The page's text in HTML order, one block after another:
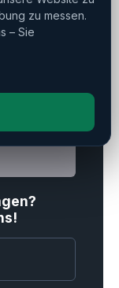
zu messen.
– Sie